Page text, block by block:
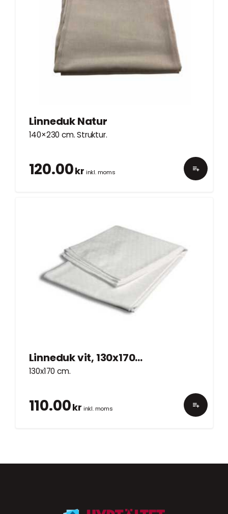
Linneduk Natur
140×230 cm. Struktur.
120.00kr inkl. moms
Linneduk vit, 130x170cm
130x170 cm.
110.00kr inkl. moms